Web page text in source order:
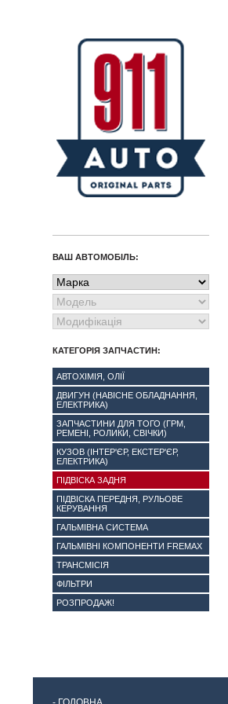
ВАШ АВТОМОБІЛЬ:
КАТЕГОРІЯ ЗАПЧАСТИН:
АВТОХІМІЯ, ОЛІЇ
ДВИГУН (НАВІСНЕ ОБЛАДНАННЯ,
ЕЛЕКТРИКА)
ЗАПЧАСТИНИ ДЛЯ ТОГО (ГРМ,
РЕМЕНІ, РОЛИКИ, СВІЧКИ)
КУЗОВ (ІНТЕР'ЄР, ЕКСТЕР'ЄР,
ЕЛЕКТРИКА)
ПІДВІСКА ЗАДНЯ
ПІДВІСКА ПЕРЕДНЯ, РУЛЬОВЕ
КЕРУВАННЯ
ГАЛЬМІВНА СИСТЕМА
ГАЛЬМІВНІ КОМПОНЕНТИ FREMAX
ТРАНСМІСІЯ
ФІЛЬТРИ
РОЗПРОДАЖ!